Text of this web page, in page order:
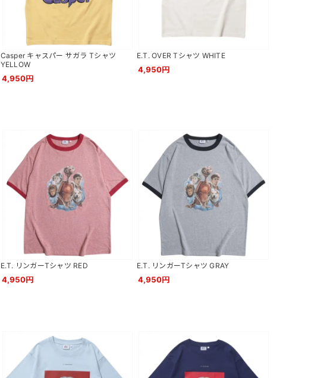
Casper キャスパー サガラ Tシャツ
YELLOW
4,950円
E.T. OVER Tシャツ WHITE
4,950円
E.T. リンガーTシャツ RED
4,950円
E.T. リンガーTシャツ GRAY
4,950円